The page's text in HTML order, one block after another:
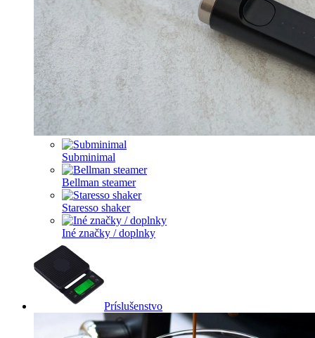
Subminimal
Bellman steamer
Staresso shaker
Iné značky / doplnky
Príslušenstvo